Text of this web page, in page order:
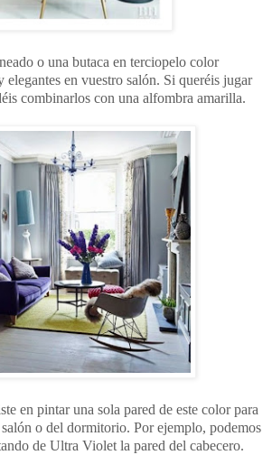
o una butaca en terciopelo color
elegantes en vuestro salón. Si queréis jugar
combinarlos con una alfombra amarilla.
en pintar una sola pared de este color para
o del dormitorio. Por ejemplo, podemos
de Ultra Violet la pared del cabecero.